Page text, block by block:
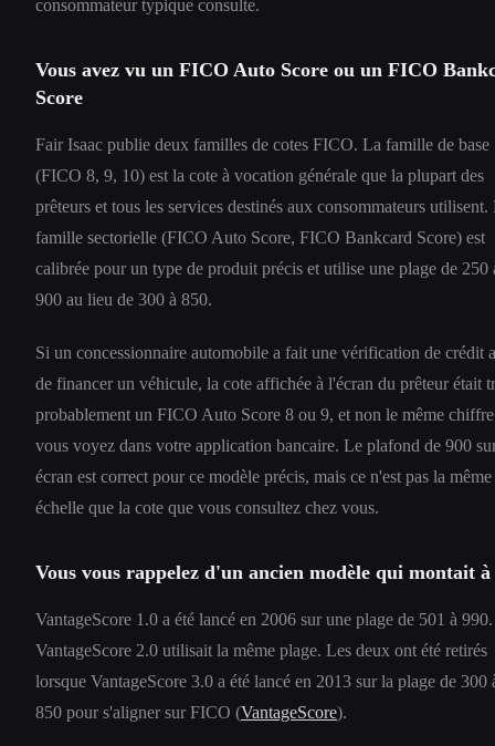
consommateur typique consulte.
Vous avez vu un FICO Auto Score ou un FICO
Score
Fair Isaac publie deux familles de cotes FICO. La famille de base
(FICO 8, 9, 10) est la cote à vocation générale que la plupart des
prêteurs et tous les services destinés aux consommateurs utilisent.
famille sectorielle (FICO Auto Score, FICO Bankcard Score) est
calibrée pour un type de produit précis et utilise une plage de 250
900 au lieu de 300 à 850.
Si un concessionnaire automobile a fait une vérification de crédit
de financer un véhicule, la cote affichée à l'écran du prêteur était
probablement un FICO Auto Score 8 ou 9, et non le même
vous voyez dans votre application bancaire. Le plafond de 900
écran est correct pour ce modèle précis, mais ce n'est pas la même
échelle que la cote que vous consultez chez vous.
Vous vous rappelez d'un ancien modèle qui montait à
VantageScore 1.0 a été lancé en 2006 sur une plage de 501 à 990.
VantageScore 2.0 utilisait la même plage. Les deux ont été retirés
lorsque VantageScore 3.0 a été lancé en 2013 sur la plage de 300
850 pour s'aligner sur FICO (VantageScore).